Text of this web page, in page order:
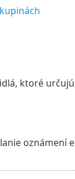
ktoré